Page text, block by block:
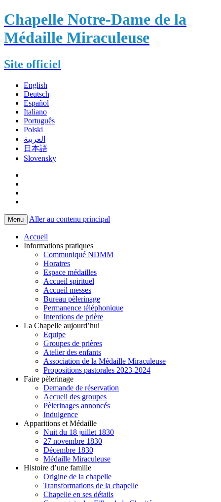
Chapelle Notre-Dame de la
Médaille Miraculeuse
Site officiel
English
Deutsch
Español
Italiano
Português
Polski
العربية
日本語
Slovensky
Menu Aller au contenu principal
Accueil
Informations pratiques
Communiqué NDMM
Horaires
Espace médailles
Accueil spirituel
Accueil messes
Bureau pèlerinage
Permanence téléphonique
Intentions de prière
La Chapelle aujourd’hui
Equipe
Groupes de prières
Atelier des enfants
Association de la Médaille Miraculeuse
Propositions pastorales 2023-2024
Faire pèlerinage
Demande de réservation
Accueil des groupes
Pèlerinages annoncés
Indulgence
Apparitions et Médaille
Nuit du 18 juillet 1830
27 novembre 1830
Décembre 1830
Médaille Miraculeuse
Histoire d’une famille
Origine de la chapelle
Transformations de la chapelle
Chapelle en ses détails